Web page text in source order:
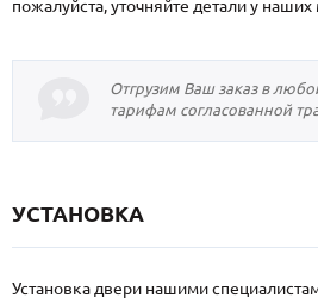
пожалуйста, уточняйте детали у
Отгрузим Ваш заказ в
тарифам согласованной
УСТАНОВКА
Установка двери нашими